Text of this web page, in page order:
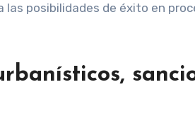
las posibilidades de éxito en